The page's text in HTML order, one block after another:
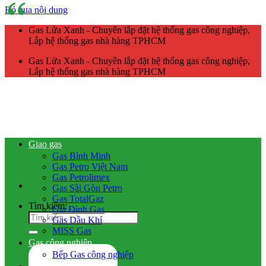
Bỏ qua nội dung
Gas Lửa Xanh - Chuyên lắp đặt hệ thống gas công nghiệp,
Lắp hệ thống gas nhà hàng TPHCM
Gas Lửa Xanh - Chuyên lắp đặt hệ thống gas công nghiệp,
Lắp hệ thống gas nhà hàng TPHCM
Tìm kiếm:
Giao gas
Gas Bình Minh
Gas Petro Việt Nam
Gas Petrolimex
Gas Sài Gòn Petro
Gas TotalGaz
Gia Đình Gas
Gas Dầu Khí
MISS Gas
Gas công nghiệp
Bếp Gas công nghiệp